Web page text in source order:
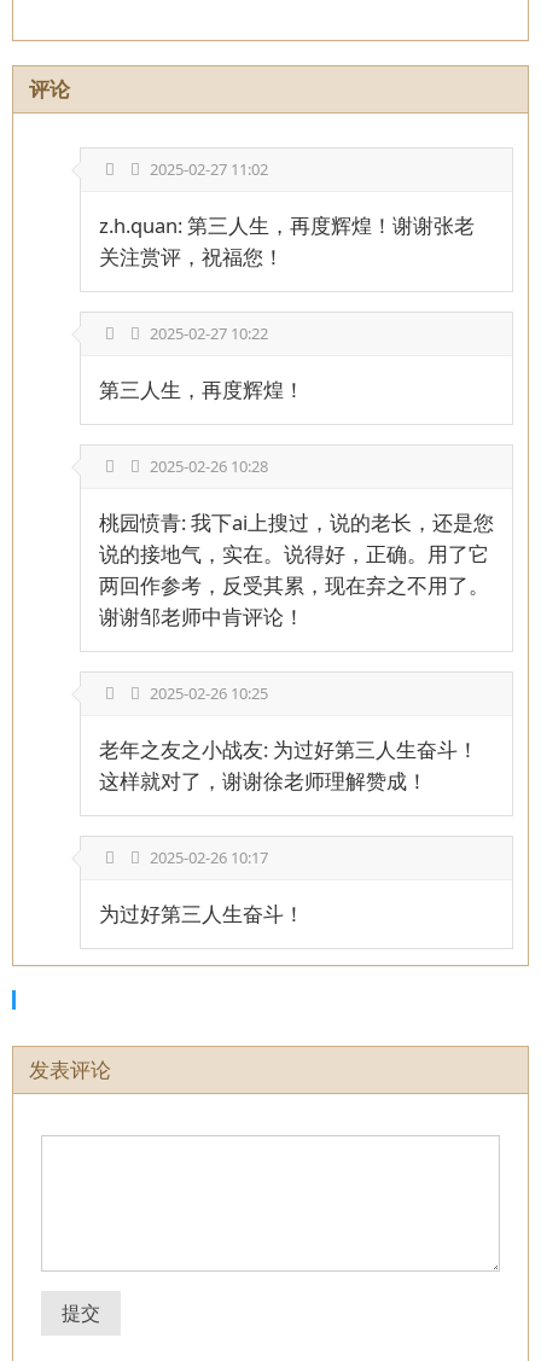
评论
2025-02-27 11:02
z.h.quan: 第三人生，再度辉煌！谢谢张老
关注赏评，祝福您！
2025-02-27 10:22
第三人生，再度辉煌！
2025-02-26 10:28
桃园愤青: 我下ai上搜过，说的老长，还是您
说的接地气，实在。说得好，正确。用了它
两回作参考，反受其累，现在弃之不用了。
谢谢邹老师中肯评论！
2025-02-26 10:25
老年之友之小战友: 为过好第三人生奋斗！
这样就对了，谢谢徐老师理解赞成！
2025-02-26 10:17
为过好第三人生奋斗！
发表评论
提交